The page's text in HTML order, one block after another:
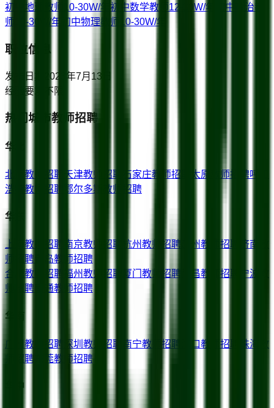
初中地理教师 10-30W/年 初中数学教师12-30W/年
初中政治教
师
10-30W/年 初中物理教师 10-30W/年
职位信息
发布日期
2023年7月13日
经验要求
不限
热门城市教师招聘
华北
北京 教师招聘 天津教师招聘 石家庄教师招聘 太原 教师招聘呼和
浩特 教师招聘 鄂尔多斯 教师招聘
华东
上海 教师招聘 南京教师招聘 杭州教师招聘 苏州教师招聘 济南
师招聘 青岛教师招聘
合肥 教师招聘 福州教师招聘 厦门 教师招聘 南昌教师招聘 宁波
师招聘 南通教师招聘
华南
广州 教师招聘 深圳 教师招聘 南宁教师招聘 海口教师招聘 珠海
师招聘
东莞教师招聘
华中